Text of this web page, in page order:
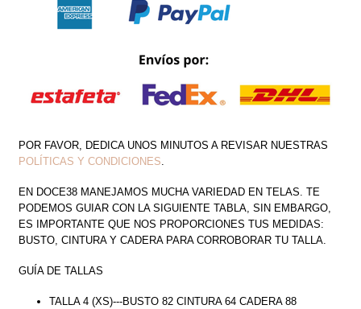
POR FAVOR, DEDICA UNOS MINUTOS A REVISAR NUESTRAS
POLÍTICAS Y CONDICIONES.
EN DOCE38 MANEJAMOS MUCHA VARIEDAD EN TELAS. TE
PODEMOS GUIAR CON LA SIGUIENTE TABLA, SIN EMBARGO,
ES IMPORTANTE QUE NOS PROPORCIONES TUS MEDIDAS:
BUSTO, CINTURA Y CADERA PARA CORROBORAR TU TALLA.
GUÍA DE TALLAS
TALLA 4 (XS)---BUSTO 82 CINTURA 64 CADERA 88